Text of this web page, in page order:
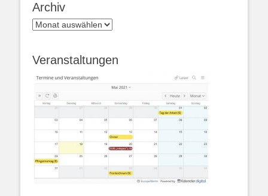
Archiv
Archiv
Veranstaltungen